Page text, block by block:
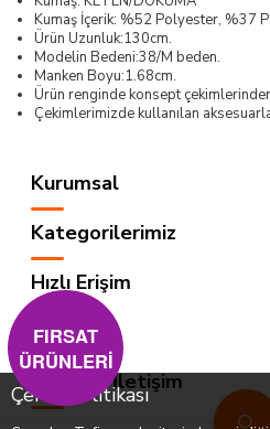
Çerez Politikası
Kumaş İçerik: %52 Polyester, %37
Ürün Uzunluk:130cm.
Modelin Bedeni:38/M beden.
Manken Boyu:1.68cm.
Ürün renginde konsept
Çekimlerimizde kullanılan
Kurumsal
Kategorilerimiz
Hızlı Erişim
Sosyal
Adres & İletişim
FIRSAT
ÜRÜNLERİ